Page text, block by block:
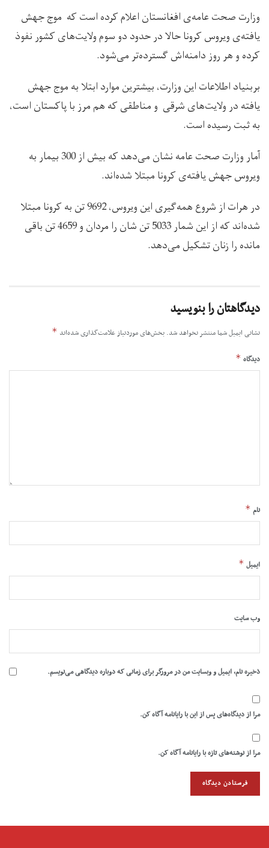
وزارت صحت عامه‌ی افغانستان اعلام کرده است که موج جهش
یافته‌ی ویروس کرونا حالا در حدود دو سوم ولایت‌های کشور نفوذ
کرده و هر روز دامنه‌اش گسترده‌تر می‌شود.
بربنیاد اطلاعات این وزارت، بیشترین موارد ابتلا به موج جهش
یافته در ولایت‌های شرقی و مناطقی که هم مرز با پاکستان است،
به ثبت رسیده است.
آمار وزارت صحت عامه نشان می‌دهد که بیش از 300 بیمار به
ویروس جهش یافته‌ی کرونا مبتلا شده‌اند.
در هرات از شروع همه‌گیری این ویروس، 9692 تن به کرونا مبتلا
شده‌اند که از این شمار 5033 تن شان را مردان و 4659 تن باقی
مانده را زنان تشکیل می‌دهد.
دیدگاهتان را بنویسید
نشانی ایمیل شما منتشر نخواهد شد. بخش‌های موردنیاز علامت‌گذاری شده‌اند *
دیدگاه *
نام *
ایمیل *
وب‌ سایت
ذخیره نام، ایمیل و وبسایت من در مرورگر برای زمانی که دوباره دیدگاهی می‌نویسم.
مرا از دیدگاه‌های پس از این با رایانامه آگاه کن.
مرا از نوشته‌های تازه با رایانامه آگاه کن.